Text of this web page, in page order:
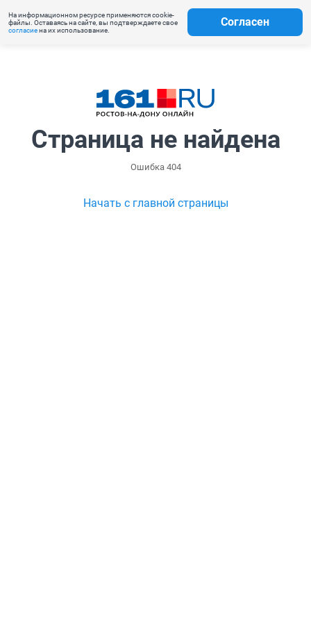
На информационном ресурсе применяются cookie-
файлы. Оставаясь на сайте, вы подтверждаете свое
согласиена их использование.
Согласен
Страница не найдена
Ошибка 404
Начать с главной страницы